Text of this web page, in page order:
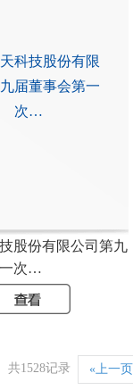
科技股份有限
届董事会第一
次…
股份有限公司第九
一次…
共1528记录 «上一页